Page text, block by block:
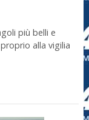
più belli e
alla vigilia